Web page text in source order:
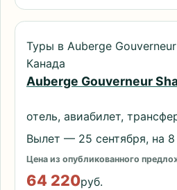
Туры в Auberge
Канада
Auberge Gouverneur
отель, авиабилет,
Вылет — 25 сентября, на 8
Цена из опубликованного
64 220руб.